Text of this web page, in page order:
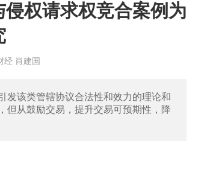
权请求权竞合案例为
经 肖建国
发该类管辖协议合法性和效力的理论和
但从鼓励交易，提升交易可预期性，降